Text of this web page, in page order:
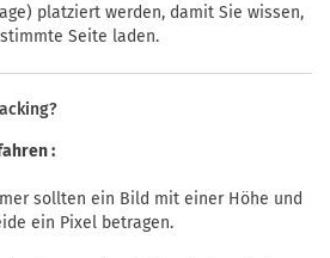
platziert werden, damit Sie wissen,
Seite laden.
:
sollten ein Bild mit einer Höhe und
ein Pixel betragen.